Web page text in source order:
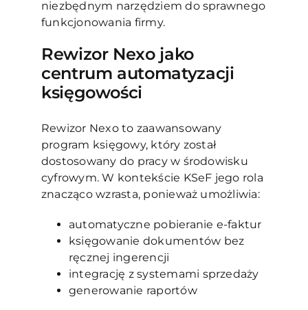
niezbędnym narzędziem do sprawnego
funkcjonowania firmy.
Rewizor Nexo jako
centrum automatyzacji
księgowości
Rewizor Nexo to zaawansowany
program księgowy, który został
dostosowany do pracy w środowisku
cyfrowym. W kontekście KSeF jego rola
znacząco wzrasta, ponieważ umożliwia:
automatyczne pobieranie e-faktur
księgowanie dokumentów bez
ręcznej ingerencji
integrację z systemami sprzedaży
generowanie raportów